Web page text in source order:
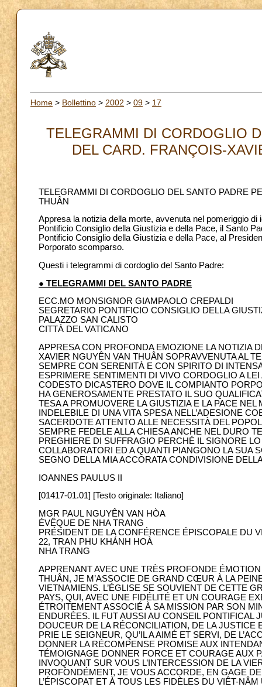
Home > Bollettino > 2002 > 09 > 17
TELEGRAMMI DI CORDOGLIO
DEL CARD. FRANÇOIS-
TELEGRAMMI DI CORDOGLIO DEL SANTO PADRE
THUÂN
Appresa la notizia della morte, avvenuta nel pomeriggio
Pontificio Consiglio della Giustizia e della Pace, il Santo
Pontificio Consiglio della Giustizia e della Pace, al
Porporato scomparso.
Questi i telegrammi di cordoglio del Santo Padre:
● TELEGRAMMI DEL SANTO PADRE
ECC.MO MONSIGNOR GIAMPAOLO CREPALDI
SEGRETARIO PONTIFICIO CONSIGLIO DELLA
PALAZZO SAN CALISTO
CITTÀ DEL VATICANO
APPRESA CON PROFONDA EMOZIONE LA NOTIZIA
XAVIER NGUYÊN VAN THUÂN SOPRAVVENUTA AL
SEMPRE CON SERENITÀ E CON SPIRITO DI
ESPRIMERE SENTIMENTI DI VIVO CORDOGLIO A
CODESTO DICASTERO DOVE IL COMPIANTO
HA GENEROSAMENTE PRESTATO IL SUO
TESA A PROMUOVERE LA GIUSTIZIA E LA PACE
INDELEBILE DI UNA VITA SPESA NELL’ADESIONE
SACERDOTE ATTENTO ALLE NECESSITÀ DEL
SEMPRE FEDELE ALLA CHIESA ANCHE NEL DURO
PREGHIERE DI SUFFRAGIO PERCHÉ IL SIGNORE
COLLABORATORI ED A QUANTI PIANGONO LA SUA
SEGNO DELLA MIA ACCORATA CONDIVISIONE
IOANNES PAULUS II
[01417-01.01] [Testo originale: Italiano]
MGR PAUL NGUYÊN VAN HÒA
ÉVÊQUE DE NHA TRANG
PRÉSIDENT DE LA CONFÉRENCE ÉPISCOPALE DU
22, TRAN PHU KHÁNH HOÀ
NHA TRANG
APPRENANT AVEC UNE TRÈS PROFONDE
THUÂN, JE M’ASSOCIE DE GRAND CŒUR À LA
VIETNAMIENS. L’ÉGLISE SE SOUVIENT DE CETTE
PAYS, QUI, AVEC UNE FIDÉLITÉ ET UN COURAGE
ÉTROITEMENT ASSOCIÉ À SA MISSION PAR SON
ENDURÉES. IL FUT AUSSI AU CONSEIL PONTIFICAL
DOUCEUR DE LA RÉCONCILIATION, DE LA
PRIE LE SEIGNEUR, QU’IL A AIMÉ ET SERVI, DE
DONNER LA RÉCOMPENSE PROMISE AUX
TÉMOIGNAGE DONNER FORCE ET COURAGE AUX
INVOQUANT SUR VOUS L’INTERCESSION DE LA
PROFONDÉMENT, JE VOUS ACCORDE, EN GAGE
L’ÉPISCOPAT ET À TOUS LES FIDÈLES DU VIÊT-